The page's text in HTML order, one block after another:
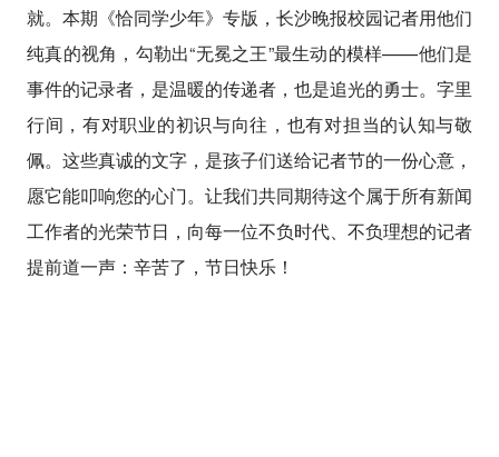
就。本期《恰同学少年》专版，长沙晚报校园记者用他们
纯真的视角，勾勒出“无冕之王”最生动的模样——他们是
事件的记录者，是温暖的传递者，也是追光的勇士。字里
行间，有对职业的初识与向往，也有对担当的认知与敬
佩。这些真诚的文字，是孩子们送给记者节的一份心意，
愿它能叩响您的心门。让我们共同期待这个属于所有新闻
工作者的光荣节日，向每一位不负时代、不负理想的记者
提前道一声：辛苦了，节日快乐！